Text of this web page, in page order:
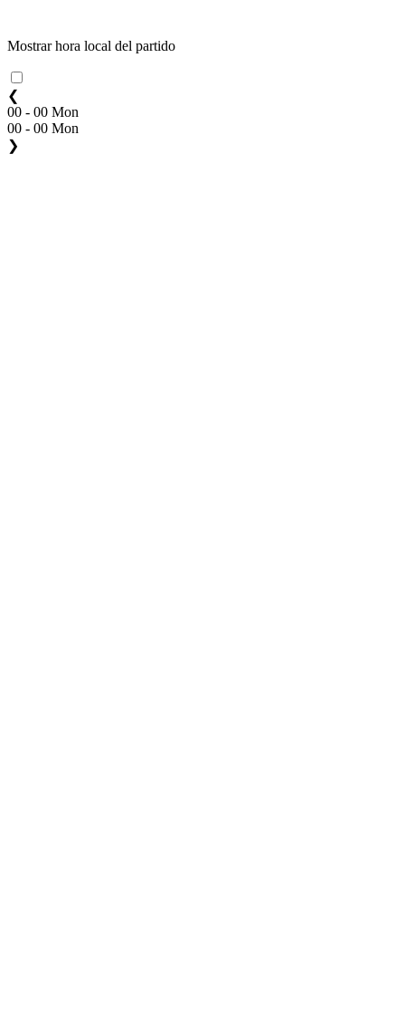
Mostrar hora local del partido
❮
00 - 00 Mon
00 - 00 Mon
❯